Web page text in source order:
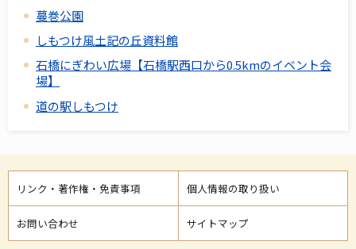
蔓巻公園
しもつけ風土記の丘資料館
石橋にぎわい広場【石橋駅西口から0.5kmのイベント会
場】
道の駅しもつけ
リンク・著作権・免責事項 個人情報の取り扱い
お問い合わせ サイトマップ